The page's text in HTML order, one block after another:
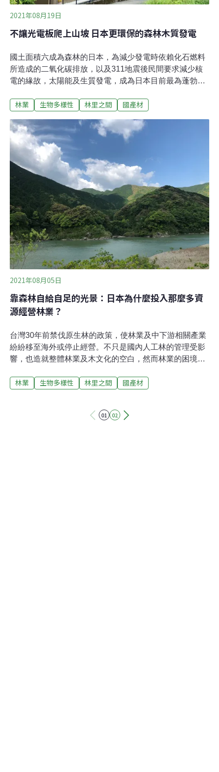
2021年08月19日
不讓光電板爬上山坡 日本更環保的森林木質發電
國土面積六成為森林的日本，為減少發電時依賴化石燃料
所造成的二氧化碳排放，以及311地震後民間要求減少核
電的緣故，太陽能及生質發電，成為日本目前最為蓬勃發
本的太陽能環境爭議與台灣大相徑庭，如台灣常見佔用農
山坡地，變成佈滿太陽能板的發電站。當我開車自高知縣
前往愛媛縣松山市的高速公路上，就可以在兩側山坡上看
到樹木被全數砍伐的痕跡，經過一段時間後，可預見將會
全部覆蓋太陽能板。雖然同樣是減碳永續的能源建設[1]，
但將有水土保持及碳捕捉效益的林地，轉為只能生產電能
的太陽能發電，或許短期看不出實質的環境影響，但誰能
保證在將來30年內，日本國土的任何太陽能板山坡地場
址，不會有土石崩毀的情況發生。海島國家優勢 日本發展
木質能源 兼具環境與社會效益
林業 生物多樣性 林里之間 國產材
2021年08月05日
靠森林自給自足的光景：日本為什麼投入那麼多資
源經營林業？
台灣30年前禁伐原生林的政策，使林業及中下游相關產業
紛紛移至海外或停止經營。不只是國內人工林的管理受影
響，也造就整體林業及木文化的空白，然而林業的困境並
1899年至二戰開始前，日本學者訪問德國，並且學習了百
代；隨著太平洋戰爭爆發，日本國土所有的資源都成了戰
林業 生物多樣性 林里之間 國產材
01 02